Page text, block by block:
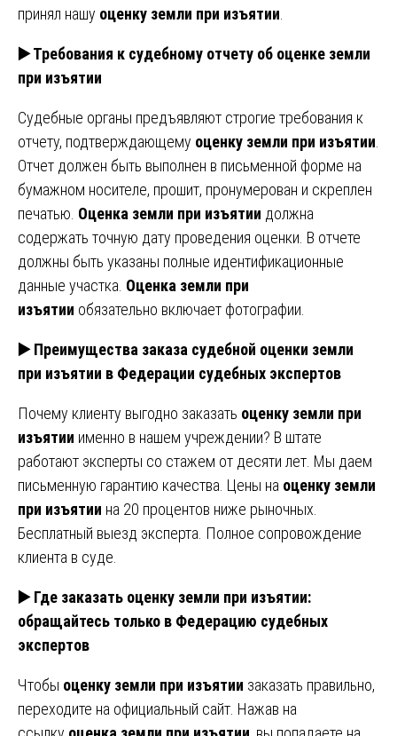
принял нашу оценку земли при изъятии
▶️ Требования к судебному отчету об оценке земли
при изъятии
Судебные органы предъявляют строгие требования к
отчету, подтверждающему оценку земли при изъятии
Отчет должен быть выполнен в письменной форме на
бумажном носителе, прошит, пронумерован и скреплен
печатью. Оценка земли при изъятии должна
содержать точную дату проведения оценки. В отчете
должны быть указаны полные идентификационные
данные участка. Оценка земли при
изъятии обязательно включает фотографии.
▶️ Преимущества заказа судебной оценки земли
при изъятии в Федерации судебных экспертов
Почему клиенту выгодно заказать оценку земли при
изъятии именно в нашем учреждении? В штате
работают эксперты со стажем от десяти лет. Мы даем
письменную гарантию качества. Цены на оценку земли
при изъятии на 20 процентов ниже рыночных.
Бесплатный выезд эксперта. Полное сопровождение
клиента в суде.
▶️ Где заказать оценку земли при изъятии:
обращайтесь только в Федерацию судебных
экспертов
Чтобы оценку земли при изъятии заказать правильно,
переходите на официальный сайт. Нажав на